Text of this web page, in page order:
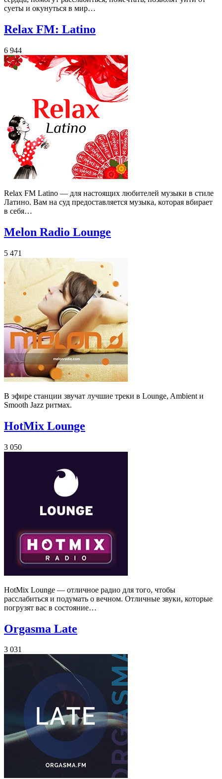
суеты и окунуться в мир…
Relax FM: Latino
6 944
Relax FM Latino — для настоящих любителей музыки в стиле
Латино. Вам на суд предоставляется музыка, которая вбирает
в себя…
Melon Radio Lounge
5 471
В эфире станции звучат лучшие треки в Lounge, Ambient и
Smooth Jazz ритмах.
HotMix Lounge
3 050
HotMix Lounge — отличное радио для того, чтобы
расслабиться и подумать о вечном. Отличные звуки, которые
погрузят вас в состояние…
Orgasma Late
3 031